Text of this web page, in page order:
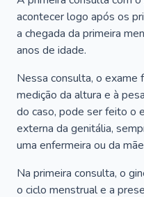
acontecer logo após os
a chegada da primeira
anos de idade.
Nessa consulta, o exame
medição da altura e à
do caso, pode ser feito o
externa da genitália,
uma enfermeira ou da
Na primeira consulta, o
o ciclo menstrual e a